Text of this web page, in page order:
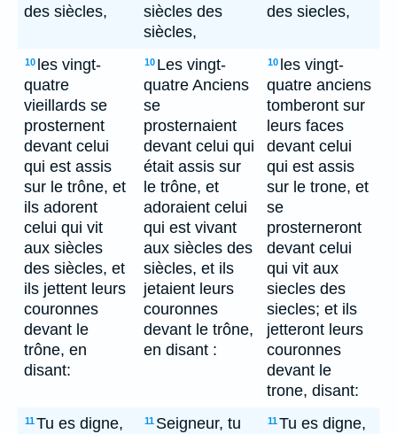
des siècles,
siècles des
siècles,
des siecles,
10 les vingt-
quatre
vieillards se
prosternent
devant celui
qui est assis
sur le trône, et
ils adorent
celui qui vit
aux siècles
des siècles, et
ils jettent leurs
couronnes
devant le
trône, en
disant:
10 Les vingt-
quatre Anciens
se
prosternaient
devant celui qui
était assis sur
le trône, et
adoraient celui
qui est vivant
aux siècles des
siècles, et ils
jetaient leurs
couronnes
devant le trône,
en disant :
10 les vingt-
quatre anciens
tomberont sur
leurs faces
devant celui
qui est assis
sur le trone, et
se
prosterneront
devant celui
qui vit aux
siecles des
siecles; et ils
jetteront leurs
couronnes
devant le
trone, disant:
11Tu es digne,
11 Seigneur, tu
11Tu es digne,